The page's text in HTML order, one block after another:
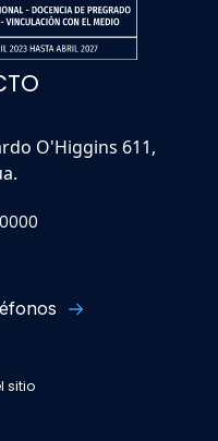
O'Higgins 611,
sitio